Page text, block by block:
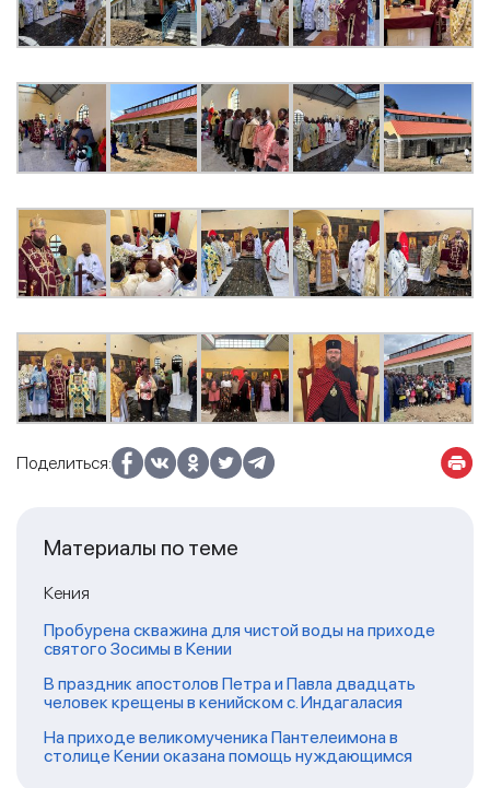
Поделиться:
Материалы по теме
Кения
Пробурена скважина для чистой воды на приходе
святого Зосимы в Кении
В праздник апостолов Петра и Павла двадцать
человек крещены в кенийском с. Индагаласия
На приходе великомученика Пантелеимона в
столице Кении оказана помощь нуждающимся